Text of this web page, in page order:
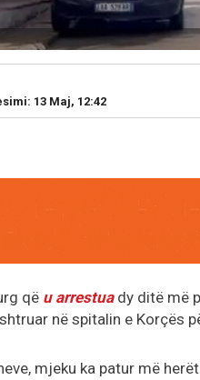
13 Maj, 12:42
që u arrestuady ditë më
në spitalin e Korçës
mjeku ka patur më